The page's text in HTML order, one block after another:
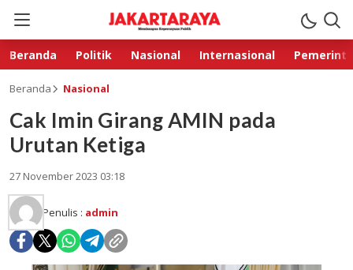
Beranda Politik Nasional Internasional
Beranda Nasional
Cak Imin Girang AMIN pada
Urutan Ketiga
27 November 2023 03:18
Penulis : admin